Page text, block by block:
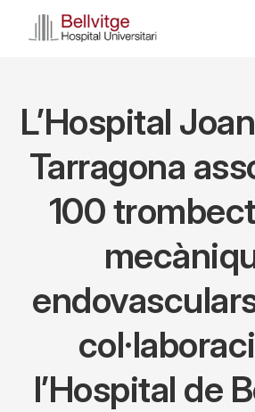
L’Hospital
Tarragona
100
l’Hospital de